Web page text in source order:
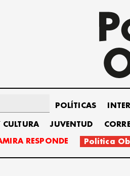
POLÍTICAS
CULTURA JUVENTUD
RESPONDE Política